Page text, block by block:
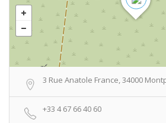
3 Rue Anatole France, 34000
+33 4 67 66 40 60